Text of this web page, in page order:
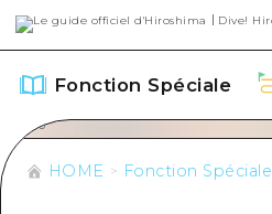
Fonction Spéciale
HOME Fonction Spéciale